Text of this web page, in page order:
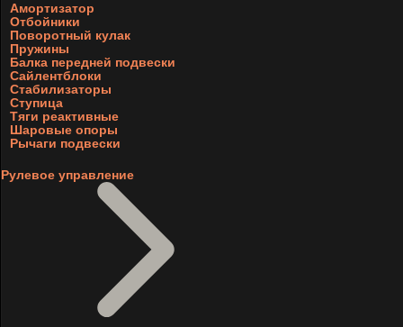
Амортизатор
Отбойники
Поворотный кулак
Пружины
Балка передней подвески
Сайлентблоки
Стабилизаторы
Ступица
Тяги реактивные
Шаровые опоры
Рычаги подвески
Рулевое управление